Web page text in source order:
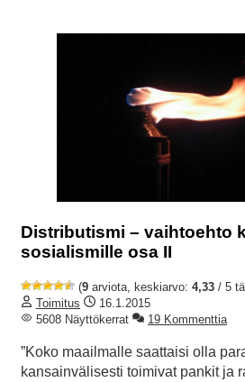
Distributismi – vaihtoehto
sosialismille osa II
(9 arviota, keskiarvo: 4,33 / 5
Toimitus
16.1.2015
5608 Näyttökerrat
19 Kommenttia
”Koko maailmalle saattaisi olla
kansainvälisesti toimivat pankit ja